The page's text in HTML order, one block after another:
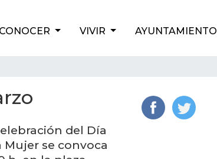
CONOCER VIVIR AYUNTAMIENTO
del Día
se convoca